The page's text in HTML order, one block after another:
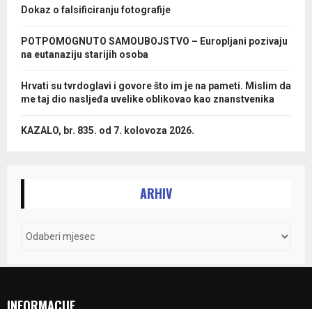
Dokaz o falsificiranju fotografije
POTPOMOGNUTO SAMOUBOJSTVO – Europljani pozivaju
na eutanaziju starijih osoba
Hrvati su tvrdoglavi i govore što im je na pameti. Mislim da
me taj dio nasljeđa uvelike oblikovao kao znanstvenika
KAZALO, br. 835. od 7. kolovoza 2026.
ARHIV